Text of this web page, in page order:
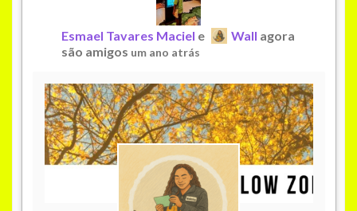
Esmael Tavares Maciel e Wall agora
são amigos um ano atrás